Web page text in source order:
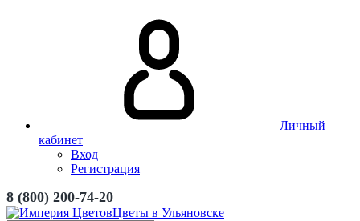
Личный
кабинет
Вход
Регистрация
8 (800) 200-74-20
Цветы в Ульяновске